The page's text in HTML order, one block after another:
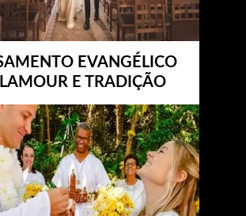
EVANGÉLICO
E TRADIÇÃO